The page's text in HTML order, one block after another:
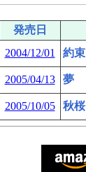
発売日
2004/12/01
約束
2005/04/13 夢
2005/10/05 秋桜